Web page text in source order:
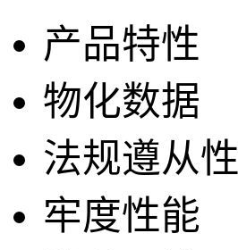
产品特性
物化数据
法规遵从性
牢度性能